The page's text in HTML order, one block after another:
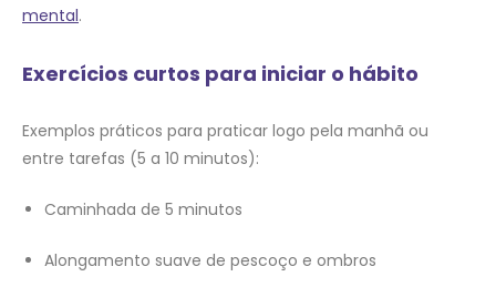
mental.
Exercícios curtos para iniciar o hábito
Exemplos práticos para praticar logo pela manhã ou
entre tarefas (5 a 10 minutos):
Caminhada de 5 minutos
Alongamento suave de pescoço e ombros